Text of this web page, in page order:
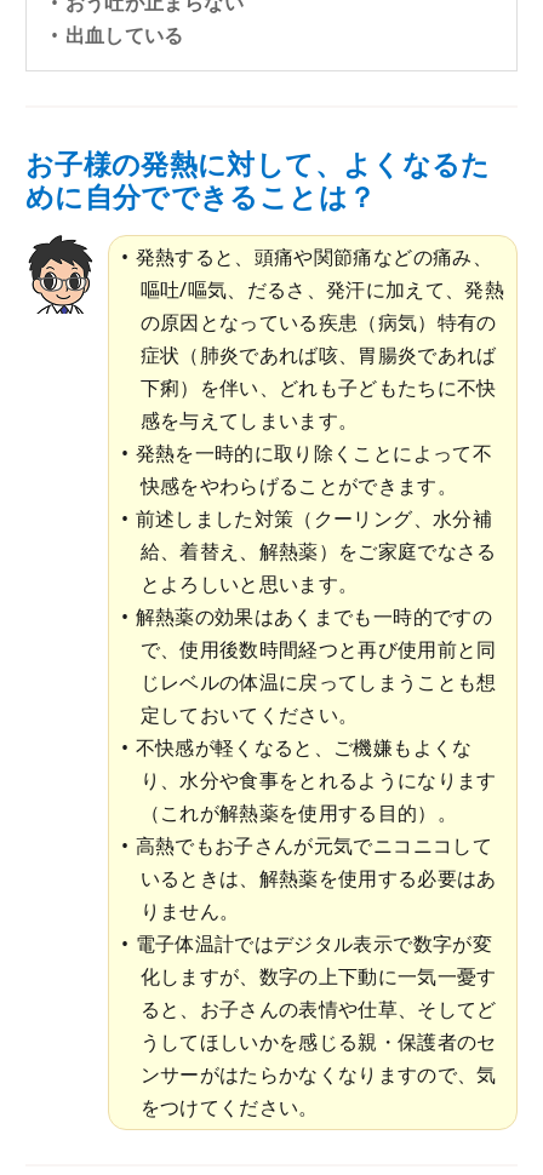
出血している
お子様の発熱に対して、よくなるた
めに自分でできることは？
発熱すると、頭痛や関節痛などの痛み、
嘔吐/嘔気、だるさ、発汗に加えて、発熱
の原因となっている疾患（病気）特有の
症状（肺炎であれば咳、胃腸炎であれば
下痢）を伴い、どれも子どもたちに不快
感を与えてしまいます。
発熱を一時的に取り除くことによって不
快感をやわらげることができます。
前述しました対策（クーリング、水分補
給、着替え、解熱薬）をご家庭でなさる
とよろしいと思います。
解熱薬の効果はあくまでも一時的ですの
で、使用後数時間経つと再び使用前と同
じレベルの体温に戻ってしまうことも想
定しておいてください。
不快感が軽くなると、ご機嫌もよくな
り、水分や食事をとれるようになります
（これが解熱薬を使用する目的）。
高熱でもお子さんが元気でニコニコして
いるときは、解熱薬を使用する必要はあ
りません。
電子体温計ではデジタル表示で数字が変
化しますが、数字の上下動に一気一憂す
ると、お子さんの表情や仕草、そしてど
うしてほしいかを感じる親・保護者のセ
ンサーがはたらかなくなりますので、気
をつけてください。